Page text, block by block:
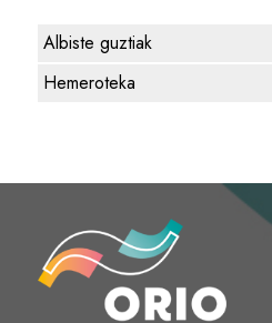
Albiste guztiak
Hemeroteka